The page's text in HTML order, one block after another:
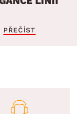
PŘEČÍST